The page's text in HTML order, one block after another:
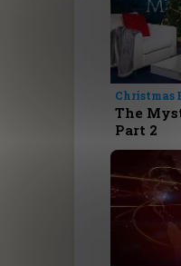
Christmas
The
Part 2